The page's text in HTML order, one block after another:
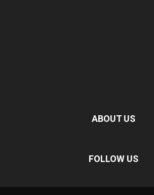
ABOUT US
FOLLOW US